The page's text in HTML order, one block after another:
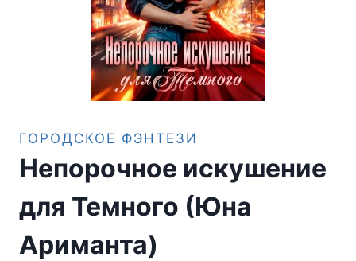
ГОРОДСКОЕ ФЭНТЕЗИ
Непорочное искушение
для Темного (Юна
Ариманта)